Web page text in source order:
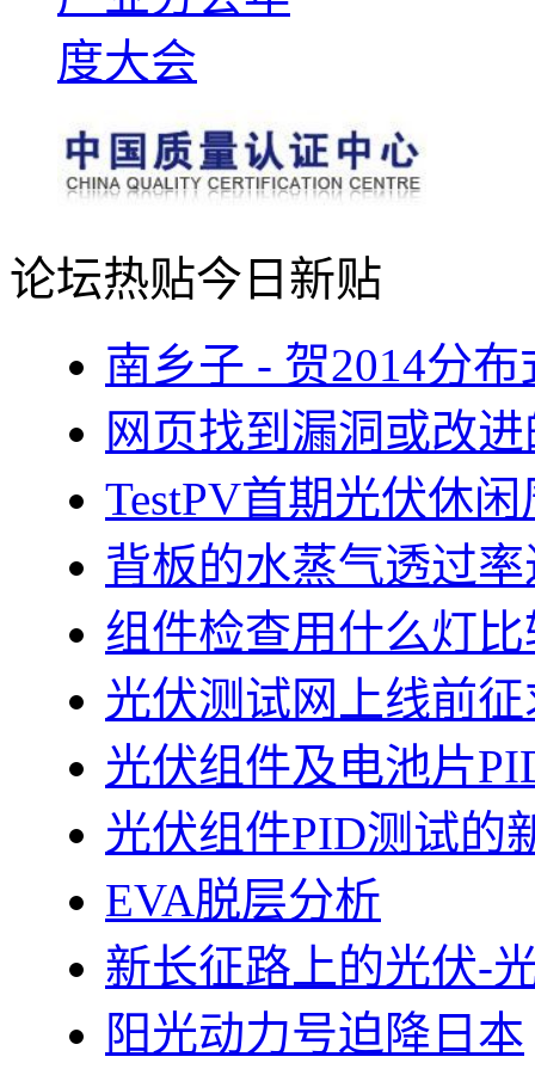
论坛热贴今日新贴
南乡子 - 贺2014分
网页找到漏洞或改
TestPV首期光伏休
背板的水蒸气透过
组件检查用什么灯
光伏测试网上线前
光伏组件及电池片
光伏组件PID测试的
EVA脱层分析
新长征路上的光伏-
阳光动力号迫降日本